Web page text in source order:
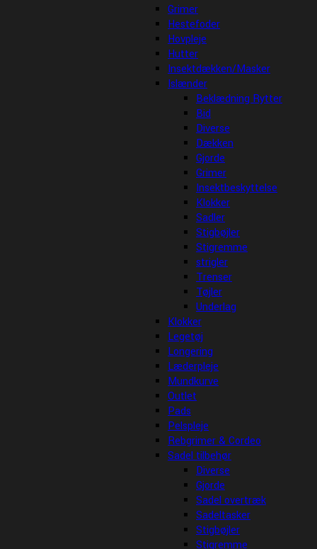
Grimer
Hestefoder
Hovpleje
Hutter
Insektdækken/Masker
Islænder
Beklædning Rytter
Bid
Diverse
Dækken
Gjorde
Grimer
Insektbeskyttelse
Klokker
Sadler
Stigbøjler
Stigremme
strigler
Trenser
Tøjler
Underlag
Klokker
Legetøj
Longering
Læderpleje
Mundkurve
Outlet
Pads
Pelspleje
Rebgrimer & Cordeo
Sadel tilbehør
Diverse
Gjorde
Sadel overtræk
Sadeltasker
Stigbøjler
Stigremme